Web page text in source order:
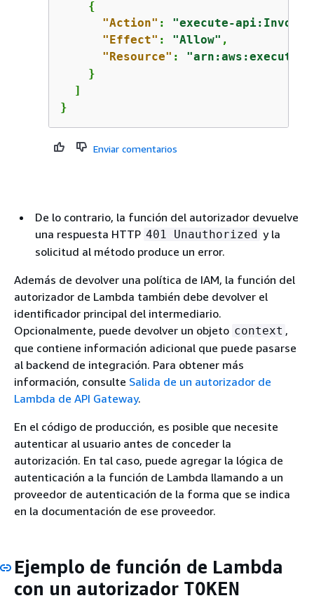
{
"Action" : "execute-api:Invoke"
"Effect" : "Allow" ,
"Resource" : "arn:aws:execute-
    }
  ]
}
Enviar comentarios
De lo contrario, la función del autorizador devuelve
una respuesta HTTP 401 Unauthorized y la
solicitud al método produce un error.
Además de devolver una política de IAM, la función del
autorizador de Lambda también debe devolver el
identificador principal del intermediario.
Opcionalmente, puede devolver un objeto context ,
que contiene información adicional que puede pasarse
al backend de integración. Para obtener más
información, consulte Salida de un autorizador de
Lambda de API Gateway.
En el código de producción, es posible que necesite
autenticar al usuario antes de conceder la
autorización. En tal caso, puede agregar la lógica de
autenticación a la función de Lambda llamando a un
proveedor de autenticación de la forma que se indica
en la documentación de ese proveedor.
Ejemplo de función de Lambda
con un autorizador TOKEN